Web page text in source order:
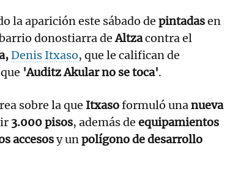
la aparición este sábado de pintadasen
donostiarra deAltzacontra el
Denis Itxaso, que le califican de
'Auditz Akular no se toca'.
sobre la que Itxasoformuló unanueva
3.000 pisos, además de equipamientos
accesosy unpolígono de desarrollo